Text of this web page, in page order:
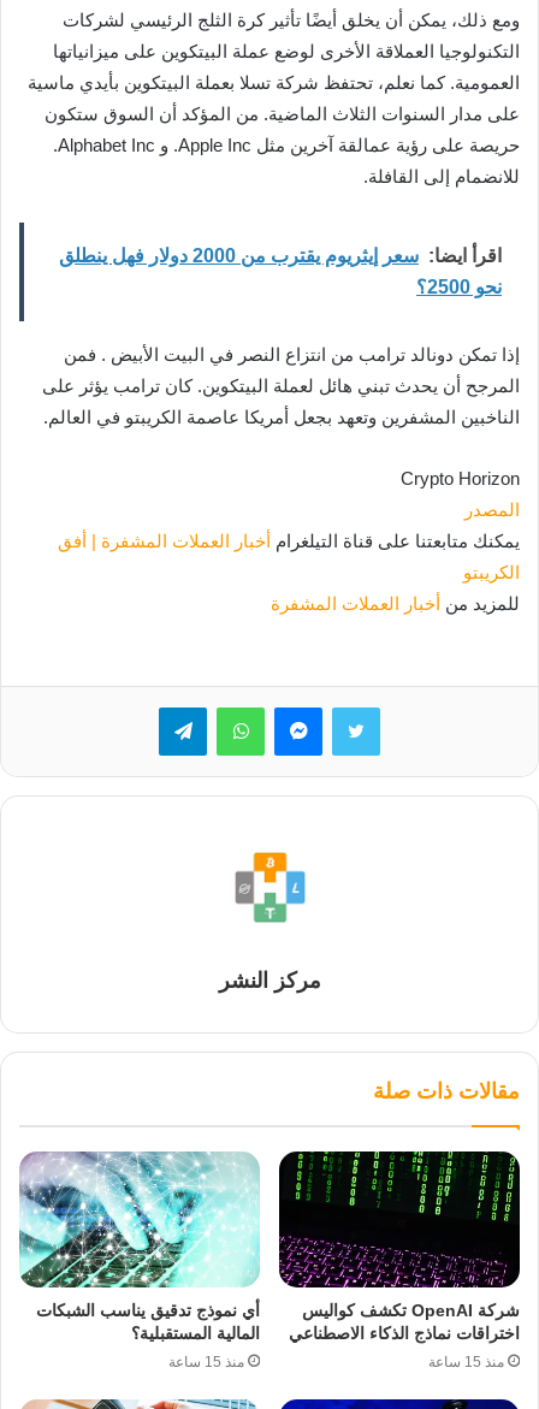
ومع ذلك، يمكن أن يخلق أيضًا تأثير كرة الثلج الرئيسي لشركات
التكنولوجيا العملاقة الأخرى لوضع عملة البيتكوين على ميزانياتها
العمومية. كما نعلم، تحتفظ شركة تسلا بعملة البيتكوين بأيدي ماسية
على مدار السنوات الثلاث الماضية. من المؤكد أن السوق ستكون
حريصة على رؤية عمالقة آخرين مثل Apple Inc. و Alphabet Inc.
للانضمام إلى القافلة.
اقرأ ايضا:
سعر إيثريوم يقترب من 2000 دولار فهل ينطلق
نحو 2500؟
إذا تمكن دونالد ترامب من انتزاع النصر في البيت الأبيض . فمن
المرجح أن يحدث تبني هائل لعملة البيتكوين. كان ترامب يؤثر على
الناخبين المشفرين وتعهد بجعل أمريكا عاصمة الكريبتو في العالم.
Crypto Horizon
المصدر
يمكنك متابعتنا على قناة التيلغرام أخبار العملات المشفرة | أفق
الكريبتو
للمزيد من أخبار العملات المشفرة
تويتر ماسنجرواتساب تيلقرام
مركز النشر
مقالات ذات صلة
شركة OpenAI تكشف كواليس
اختراقات نماذج الذكاء الاصطناعي
منذ 15 ساعة
أي نموذج تدقيق يناسب الشبكات
المالية المستقبلية؟
منذ 15 ساعة